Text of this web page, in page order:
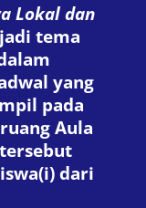
Lokal dan
tema
yang
pada
Aula
tersebut
dari